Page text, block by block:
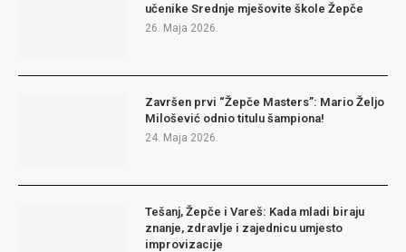
učenike Srednje mješovite škole Žepče
26. Maja 2026.
Završen prvi “Žepče Masters”: Mario Željo
Milošević odnio titulu šampiona!
24. Maja 2026.
Tešanj, Žepče i Vareš: Kada mladi biraju
znanje, zdravlje i zajednicu umjesto
improvizacije